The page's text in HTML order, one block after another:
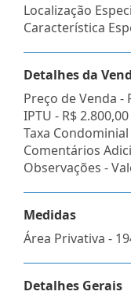
Localização
Característica
Detalhes da
Preço de Venda -
IPTU - R$ 2.800,00
Taxa Condominial
Comentários
Observações -
Medidas
Área Privativa -
Detalhes Gerais